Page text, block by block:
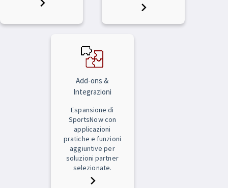
Add-ons &
Integrazioni
Espansione di
SportsNow con
applicazioni
pratiche e funzioni
aggiuntive per
soluzioni partner
selezionate.